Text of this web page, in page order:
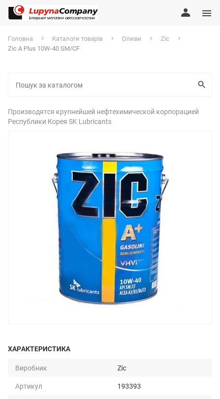
Головна Каталоги товарів Оливи
Zic
Zic A Plus 10W-40 SM/CF
Производятся крупнейшей нефтехимической корпорацией
Республики Корея SK Lubricants
ХАРАКТЕРИСТИКА
Виробник
Zic
Артикул
193393